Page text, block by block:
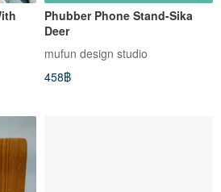
Phubber Phone Stand-Sika
Deer
mufun design studio
458฿